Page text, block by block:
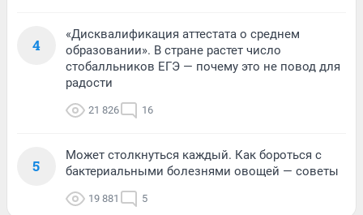
4
«Дисквалификация аттестата о среднем
образовании». В стране растет число
стобалльников ЕГЭ — почему это не повод для
радости
21 826 16
5
Может столкнуться каждый. Как бороться с
бактериальными болезнями овощей — советы
19 881 5